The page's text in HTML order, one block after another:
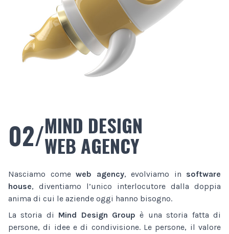
02/MIND DESIGN
WEB AGENCY
Nasciamo come web agency, evolviamo in software
house, diventiamo l’unico interlocutore dalla doppia
anima di cui le aziende oggi hanno bisogno.
La storia di Mind Design Group è una storia fatta di
persone, di idee e di condivisione. Le persone, il valore